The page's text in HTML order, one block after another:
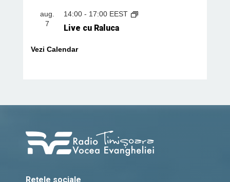
aug.
7
14:00- 17:00 EEST
Live cu Raluca
Vezi Calendar
Rețele sociale